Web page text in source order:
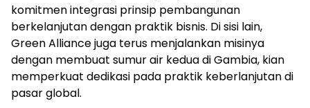
komitmen integrasi prinsip pembangunan
berkelanjutan dengan praktik bisnis. Di sisi lain,
Green Alliance juga terus menjalankan misinya
dengan membuat sumur air kedua di Gambia, kian
memperkuat dedikasi pada praktik keberlanjutan di
pasar global.